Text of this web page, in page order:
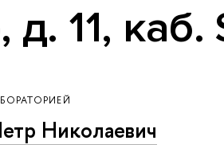
11, каб.
Николаевич